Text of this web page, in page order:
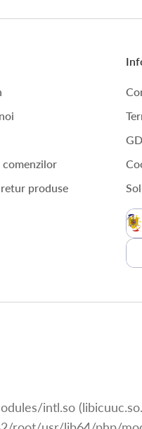
produse
intl.so